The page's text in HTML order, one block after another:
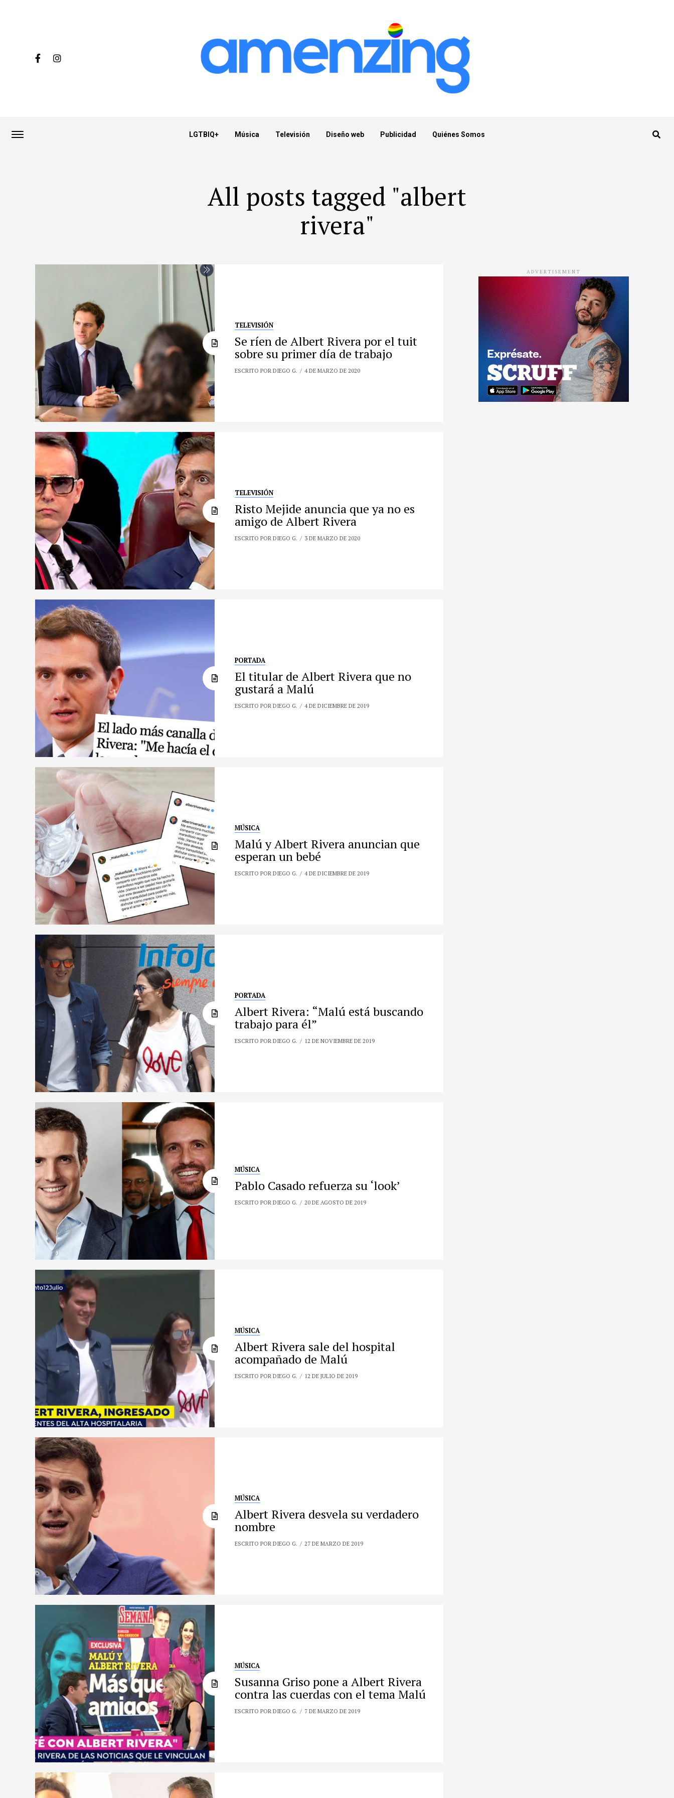
LGTBIQ+ Música Televisión Diseño web Publicidad Quiénes Somos
All posts tagged "albert
rivera"
TELEVISIÓN
Se ríen de Albert Rivera por el tuit
sobre su primer día de trabajo
ESCRITO POR DIEGO G. 4 DE MARZO DE 2020
TELEVISIÓN
Risto Mejide anuncia que ya no es
amigo de Albert Rivera
ESCRITO POR DIEGO G. 3 DE MARZO DE 2020
PORTADA
El titular de Albert Rivera que no
gustará a Malú
ESCRITO POR DIEGO G. 4 DE DICIEMBRE DE 2019
MÚSICA
Malú y Albert Rivera anuncian que
esperan un bebé
ESCRITO POR DIEGO G. 4 DE DICIEMBRE DE 2019
PORTADA
Albert Rivera: “Malú está buscando
trabajo para él”
ESCRITO POR DIEGO G. 12 DE NOVIEMBRE DE 2019
MÚSICA
Pablo Casado refuerza su ‘look’
ESCRITO POR DIEGO G. 20 DE AGOSTO DE 2019
MÚSICA
Albert Rivera sale del hospital
acompañado de Malú
ESCRITO POR DIEGO G. 12 DE JULIO DE 2019
MÚSICA
Albert Rivera desvela su verdadero
nombre
ESCRITO POR DIEGO G. 27 DE MARZO DE 2019
MÚSICA
Susanna Griso pone a Albert Rivera
contra las cuerdas con el tema Malú
ESCRITO POR DIEGO G. 7 DE MARZO DE 2019
ADVERTISEMENT